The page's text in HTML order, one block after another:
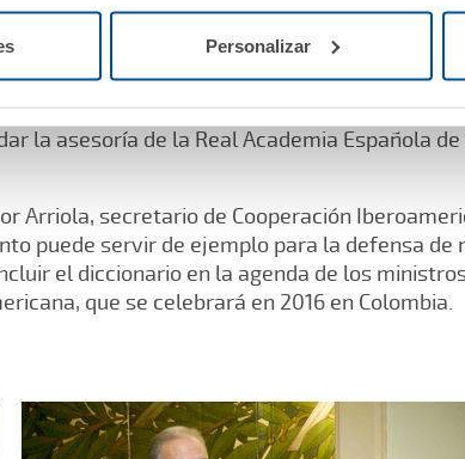
Personalizar
que el diccionario se ha concebido como
de servicio público a la sociedad. “El español,
más de 20 países, constituye un modelo de
la asesoría de la Real Academia Española de
Arriola, secretario de Cooperación
puede servir de ejemplo para la defensa de
el diccionario en la agenda de los
que se celebrará en 2016 en Colombia.